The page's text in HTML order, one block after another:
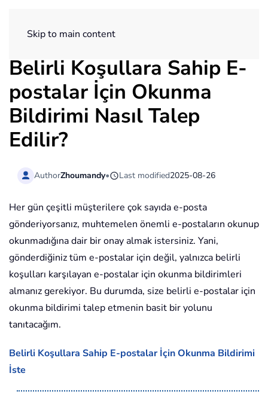
Skip to main content
Belirli Koşullara Sahip E-
postalar İçin Okunma
Bildirimi Nasıl Talep
Edilir?
AuthorZhoumandy• Last modified2025-08-26
Her gün çeşitli müşterilere çok sayıda e-posta
gönderiyorsanız, muhtemelen önemli e-postaların okunup
okunmadığına dair bir onay almak istersiniz. Yani,
gönderdiğiniz tüm e-postalar için değil, yalnızca belirli
koşulları karşılayan e-postalar için okunma bildirimleri
almanız gerekiyor. Bu durumda, size belirli e-postalar için
okunma bildirimi talep etmenin basit bir yolunu
tanıtacağım.
Belirli Koşullara Sahip E-postalar İçin Okunma Bildirimi
İste